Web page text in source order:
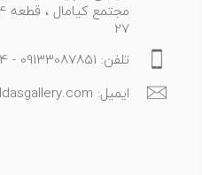
27
تلفن: 09133087851 - 02634231824
ایمیل: info@middasgallery.com